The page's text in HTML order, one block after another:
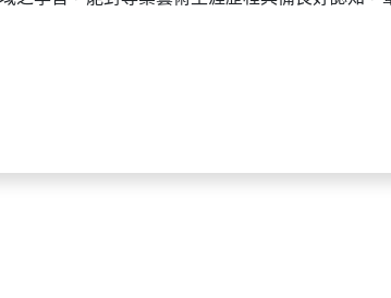
領域之學習，能依據部定課程規範，循序漸進